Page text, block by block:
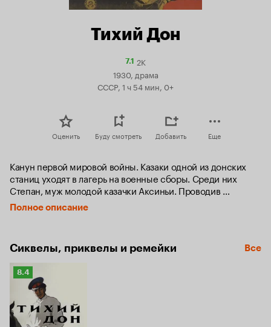
Тихий Дон
7.1Рейтинг
Кинопоиска
7.1
2K
1930, драма
СССР, 1 ч 54 мин, 0+
Оценить Буду смотреть Добавить Еще
Канун первой мировой войны. Казаки одной из донских
станиц уходят в лагерь на военные сборы. Среди них
Степан, муж молодой казачки Аксиньи. Проводив
нелюбимого мужа, Аксинья сближается с Григорием,
сыном казака Пантелея Мелехова. Старик, узнав о связи
не смогла заглушить любви Григория к Аксинье...
Полное описание
Сиквелы, приквелы и ремейки Все
Рейтинг
Кинопоиска
8.4